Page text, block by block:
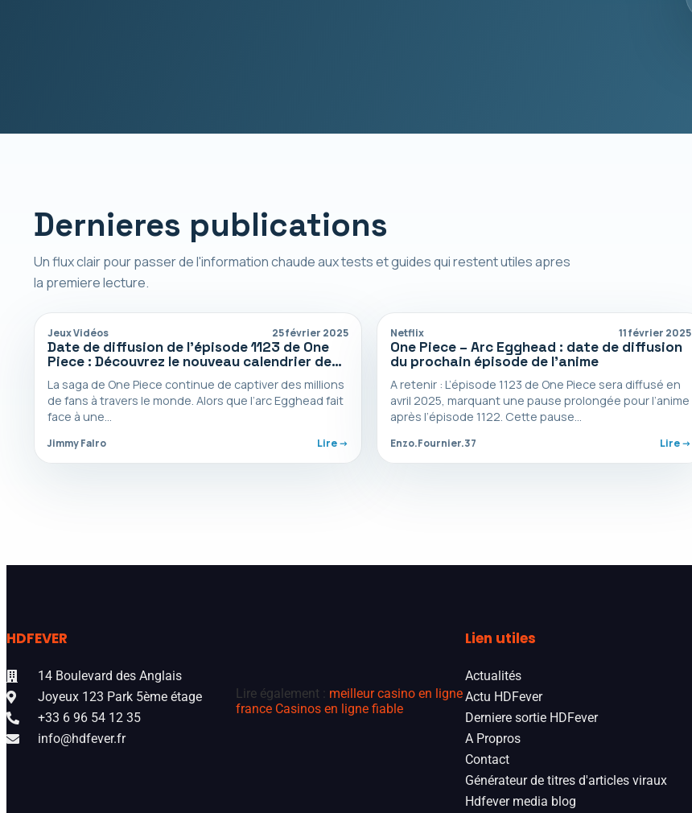
Dernieres publications
Un flux clair pour passer de l'information chaude aux tests et guides qui restent utiles apres
la premiere lecture.
Jeux Vidéos 25 février 2025
Date de diffusion de l’épisode 1123 de One
Piece : Découvrez le nouveau calendrier de
La saga de One Piece continue de captiver des millions
de fans à travers le monde. Alors que l’arc Egghead fait
face à une…
Jimmy Falro Lire ->
Netflix 11 février 2025
One Piece – Arc Egghead : date de diffusion
du prochain épisode de l’anime
A retenir : L’épisode 1123 de One Piece sera diffusé en
avril 2025, marquant une pause prolongée pour l’anime
après l’épisode 1122. Cette pause…
Enzo.Fournier.37 Lire ->
HDFEVER
14 Boulevard des Anglais
Joyeux 123 Park 5ème étage
+33 6 96 54 12 35
info@hdfever.fr
Lire également : meilleur casino en ligne
france Casinos en ligne fiable
Lien utiles
Actualités
Actu HDFever
Derniere sortie HDFever
A Propros
Contact
Générateur de titres d'articles viraux
Hdfever media blog